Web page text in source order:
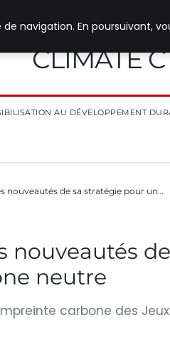
CLIMATE
AU DÉVELOPPEMENT
nouveautés de sa stratégie pour un…
nouveautés
neutre
carbone des
navigation. En poursuivant,